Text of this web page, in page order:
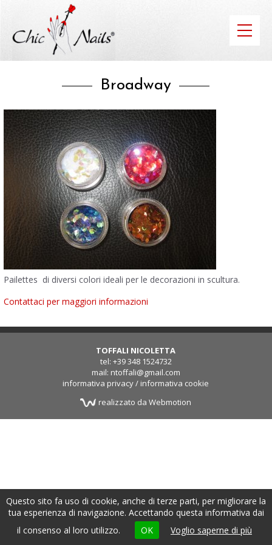
Questo sito fa uso di cookie, anche di terze parti, per migliorare la
tua esperienza di navigazione. Accettando questa informativa dai
il consenso al loro utilizzo.
OK Voglio saperne di più
Broadway
Pailettes di diversi colori ideali per le decorazioni in scultura.
Contattaci per maggiori informazioni
TOFFALI NICOLETTA
tel: +39 348 1524732
mail: ntoffali@gmail.com
informativa privacy/ informativa cookie
realizzato da Webmotion